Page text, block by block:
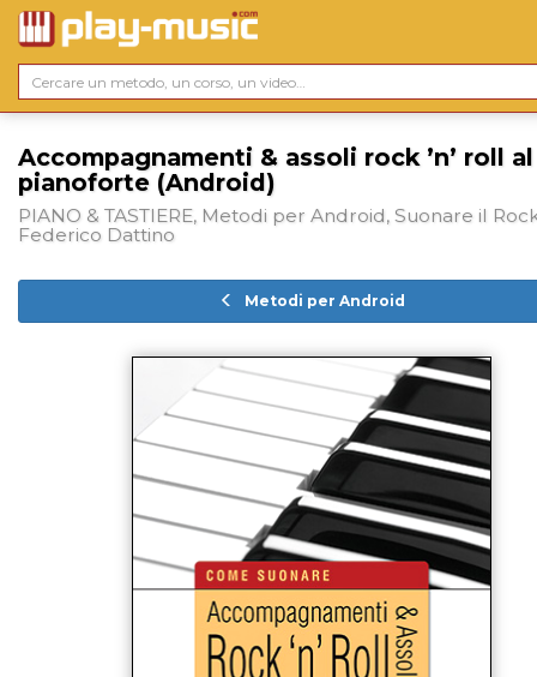
Accompagnamenti & assoli rock ’n’ roll al
pianoforte (Android)
PIANO & TASTIERE, Metodi per Android, Suonare il
Federico Dattino
Metodi per Android